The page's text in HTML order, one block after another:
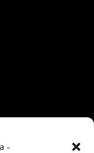
-